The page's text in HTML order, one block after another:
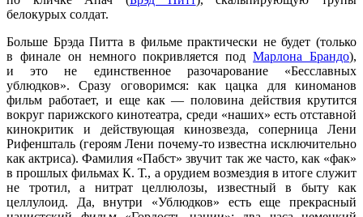
белокурых солдат.
Больше Брэда Питта в фильме практически не будет (только
в финале он немного покривляется подМарлона Брандо),
и это не единственное разочарование «Бесславных
ублюдков». Сразу оговоримся: как цацка для киноманов
фильм работает, и еще как — половина действия крутится
вокруг парижского кинотеатра, среди «наших» есть отставной
кинокритик и действующая кинозвезда, соперница Лени
Рифеншталь (героям Лени почему-то известна исключительно
как актриса). Фамилия «Пабст» звучит так же часто, как «фак»
в прошлых фильмах К. Т., а орудием возмездия в итоге служит
не тротил, а нитрат целлюлозы, известный в быту как
целлулоид. Да, внутри «Ублюдков» есть еще прекрасный